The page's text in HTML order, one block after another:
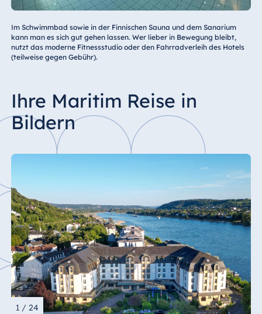
Mitglieder (Gold,
Platinum)
Beherbergungssteuer Königswinter: 5 %
Im Schwimmbad sowie in der Finnischen Sauna und dem Sanarium
kann man es sich gut gehen lassen. Wer lieber in Bewegung bleibt,
nutzt das moderne Fitnessstudio oder den Fahrradverleih des Hotels
(teilweise gegen Gebühr).
Ihre Maritim Reise in
Bildern
1 / 24